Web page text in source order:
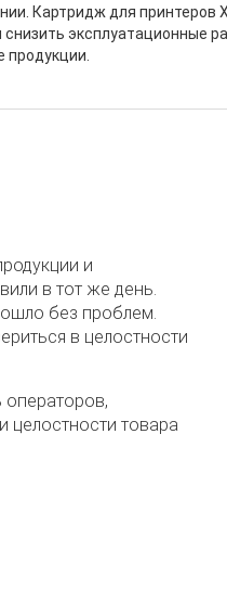
Картридж для
эксплуатационные
продукции.
и
в тот же день.
без проблем.
в целостности
операторов,
целостности товара